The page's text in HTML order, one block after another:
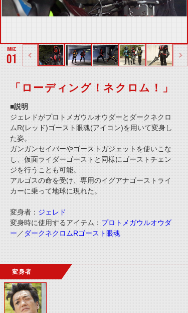
01
「ローディング！ネクロム！」
■説明
ジェレドがプロトメガウルオウダーとダークネクロ
ムR(レッド)ゴースト眼魂(アイコン)を用いて変身し
た姿。
ガンガンセイバーやゴーストガジェットを使いこな
し、仮面ライダーゴーストと同様にゴーストチェン
ジを行うことも可能。
アルゴスの命を受け、専用のイグアナゴーストライ
カーに乗って地球に現れた。
変身者： ジェレド
変身時に使用するアイテム： プロトメガウルオウダ
ー ／ ダークネクロムRゴースト眼魂
変身者